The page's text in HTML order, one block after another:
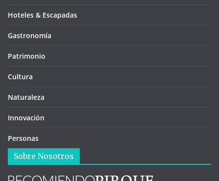
Hoteles & Escapadas
Gastronomía
Patrimonio
Cultura
Naturaleza
Innovación
Personas
Sobre Nosotros